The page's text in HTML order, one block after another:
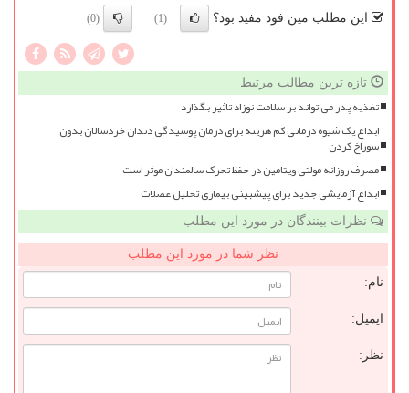
این مطلب مین فود مفید بود؟ (1)
(0)
تازه ترین مطالب مرتبط
تغذیه پدر می تواند بر سلامت نوزاد تاثیر بگذارد
ابداع یک شیوه درمانی کم هزینه برای درمان پوسیدگی دندان خردسالان بدون
سوراخ کردن
مصرف روزانه مولتی ویتامین در حفظ تحرک سالمندان موثر است
ابداع آزمایشی جدید برای پیشبینی بیماری تحلیل عضلات
نظرات بینندگان در مورد این مطلب
نظر شما در مورد این مطلب
نام:
ایمیل:
نظر: